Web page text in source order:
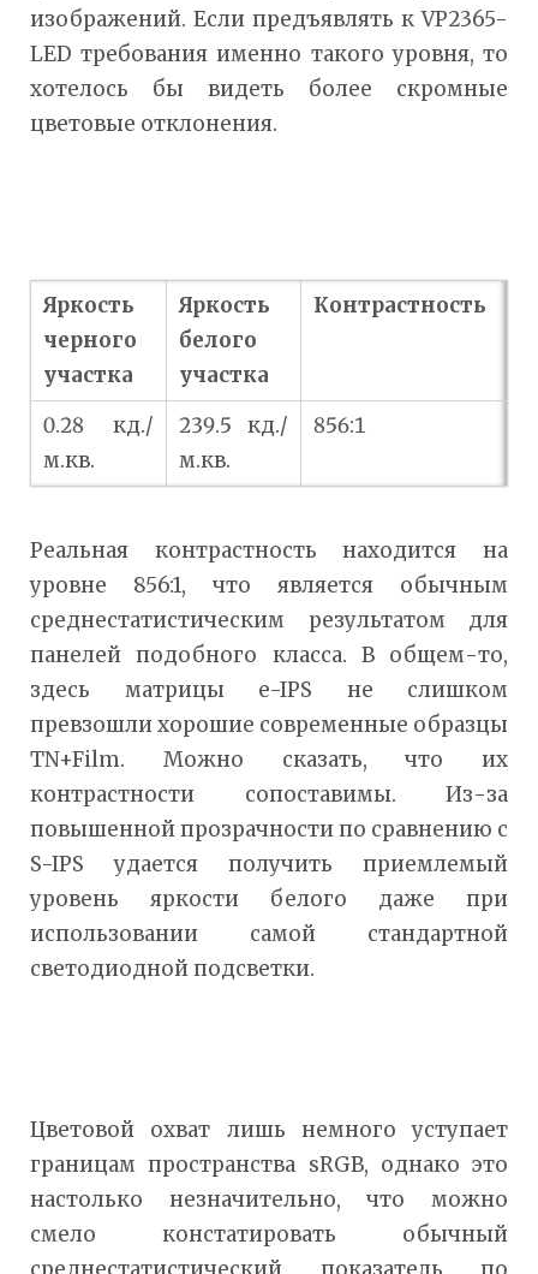
изображений. Если предъявлять к VP2365-
LED требования именно такого уровня, то
хотелось бы видеть более скромные
цветовые отклонения.
Яркость
черного
участка
Яркость
белого
участка
Контрастность
0.28 кд./
м.кв.
239.5 кд./
м.кв.
856:1
Реальная контрастность находится на
уровне 856:1, что является обычным
среднестатистическим результатом для
панелей подобного класса. В общем-то,
здесь матрицы e-IPS не слишком
превзошли хорошие современные образцы
TN+Film. Можно сказать, что их
контрастности сопоставимы. Из-за
повышенной прозрачности по сравнению с
S-IPS удается получить приемлемый
уровень яркости белого даже при
использовании самой стандартной
светодиодной подсветки.
Цветовой охват лишь немного уступает
границам пространства sRGB, однако это
настолько незначительно, что можно
смело констатировать обычный